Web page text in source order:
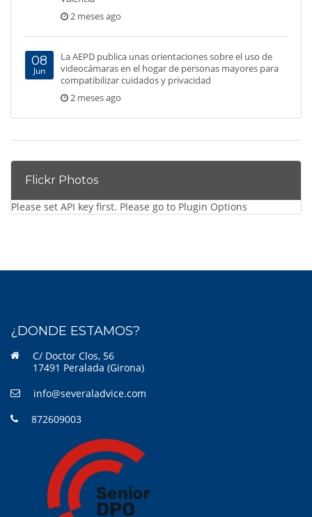
2 meses ago
08
Jun
La AEPD publica unas orientaciones sobre el uso de
videocámaras en el hogar de personas mayores para
compatibilizar cuidados y privacidad
2 meses ago
Flickr Photos
Please set API key first. Please go to Plugin Options
¿DONDE ESTAMOS?
C/ Doctor Clos, 56
17491 Peralada (Girona)
info@severaladvice.com
872609003